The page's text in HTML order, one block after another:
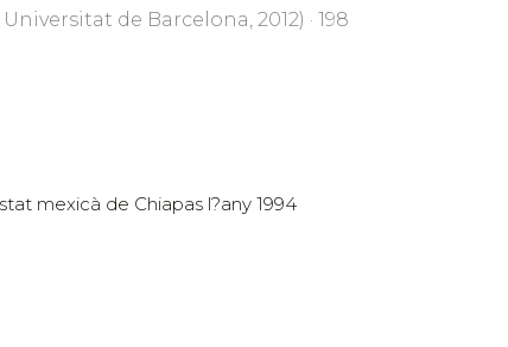
de Barcelona, 2012) · 198
mexicà de Chiapas l?any 1994